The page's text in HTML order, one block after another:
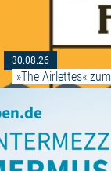
30.08.26
»The Airlettes«